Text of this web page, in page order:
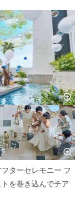
ターセレモニー フ
を巻き込んでチア